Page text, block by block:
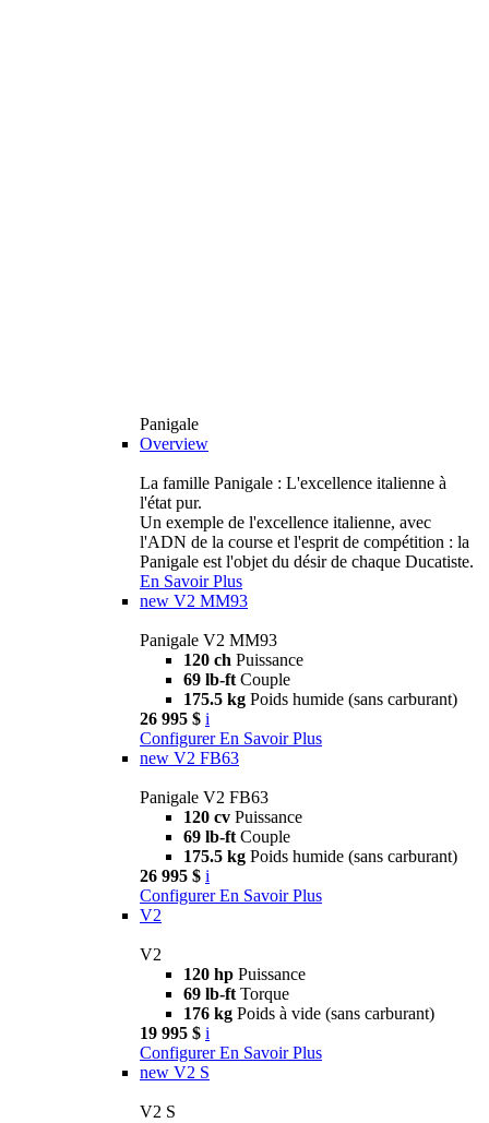
Panigale
Overview
La famille Panigale : L'excellence italienne à
l'état pur.
Un exemple de l'excellence italienne, avec
l'ADN de la course et l'esprit de compétition : la
Panigale est l'objet du désir de chaque Ducatiste.
En Savoir Plus
new V2 MM93
Panigale V2 MM93
120 ch Puissance
69 lb-ft Couple
175.5 kg Poids humide (sans carburant)
26 995 $ i
Configurer En Savoir Plus
new V2 FB63
Panigale V2 FB63
120 cv Puissance
69 lb-ft Couple
175.5 kg Poids humide (sans carburant)
26 995 $ i
Configurer En Savoir Plus
V2
V2
120 hp Puissance
69 lb-ft Torque
176 kg Poids à vide (sans carburant)
19 995 $ i
Configurer En Savoir Plus
new V2 S
V2 S